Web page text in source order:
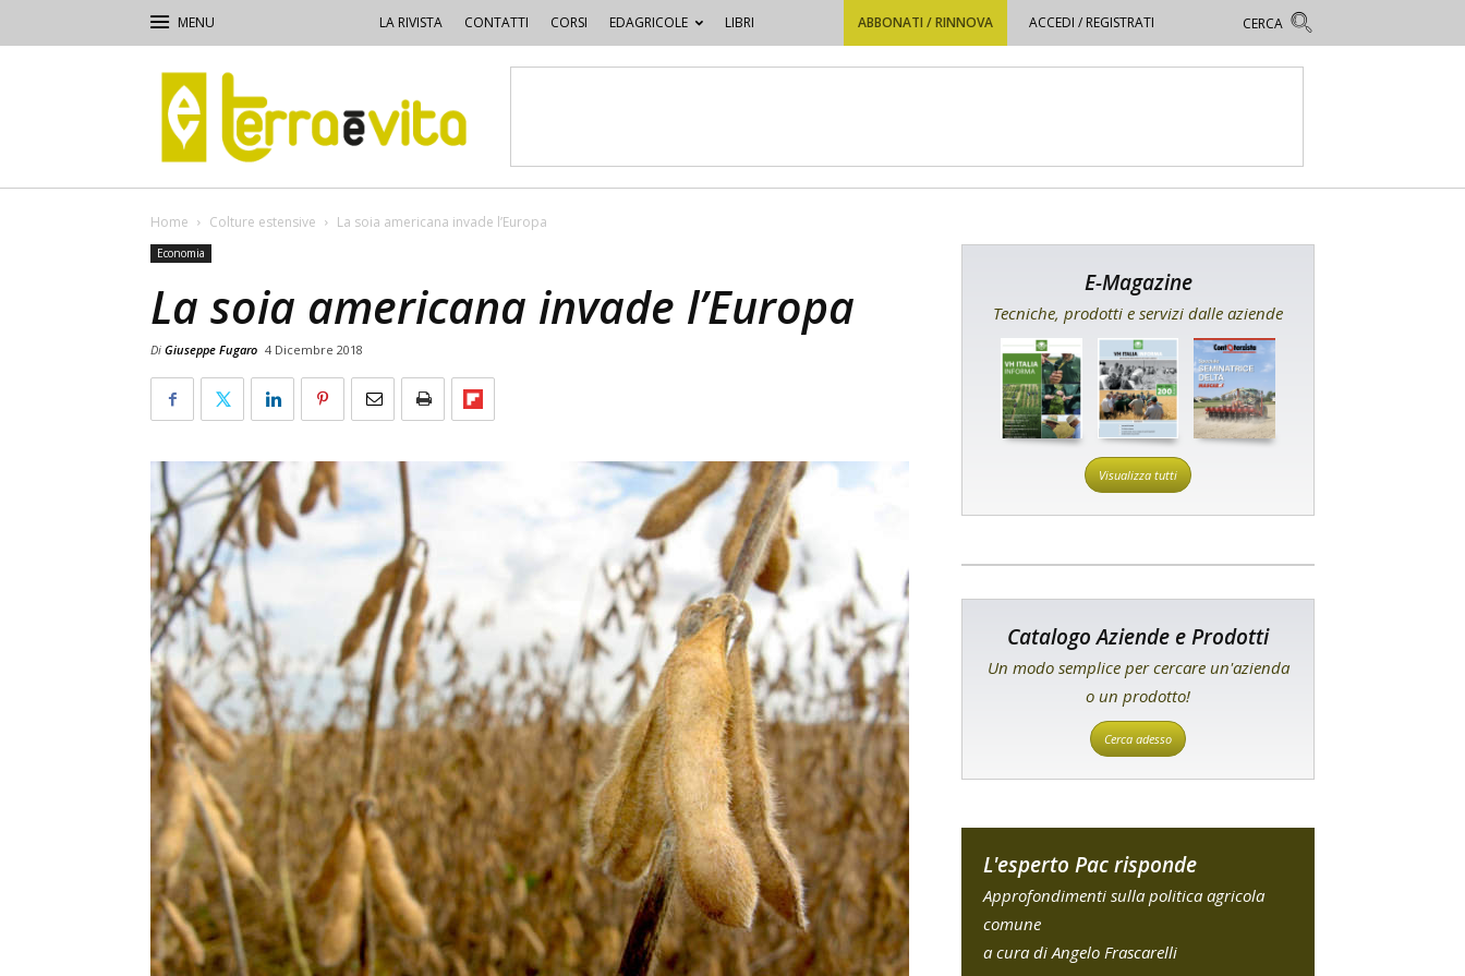
LA RIVISTA CONTATTI CORSI EDAGRICOLE LIBRI ABBONATI / RINNOVA ACCEDI / REGISTRATI
Terra
e
Vita
Home Colture estensive La soia americana invade l’Europa
Economia
La soia americana invade l’Europa
Di Giuseppe Fugaro 4 Dicembre 2018
E-Magazine
Tecniche, prodotti e servizi dalle aziende
Visualizza tutti
Catalogo Aziende e Prodotti
Un modo semplice per cercare un'azienda
o un prodotto!
Cerca adesso
L'esperto Pac risponde
Approfondimenti sulla politica agricola
comune
a cura di Angelo Frascarelli